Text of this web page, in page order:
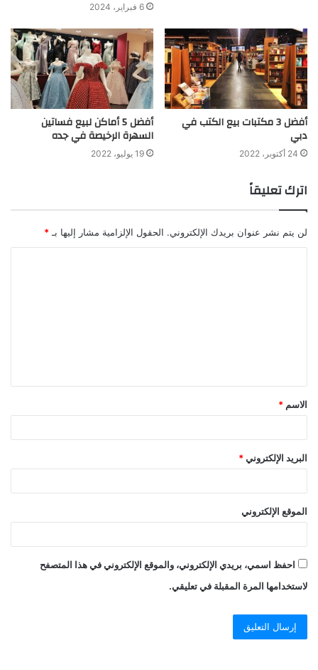
6 فبراير، 2024
أفضل 3 مكتبات بيع الكتب في
دبي
24 أكتوبر، 2022
أفضل 5 أماكن لبيع فساتين
السهرة الرخيصة في جده
19 يوليو، 2022
اترك تعليقاً
لن يتم نشر عنوان بريدك الإلكتروني. الحقول الإلزامية مشار إليها بـ *
الاسم *
البريد الإلكتروني *
الموقع الإلكتروني
احفظ اسمي، بريدي الإلكتروني، والموقع الإلكتروني في هذا المتصفح
لاستخدامها المرة المقبلة في تعليقي.